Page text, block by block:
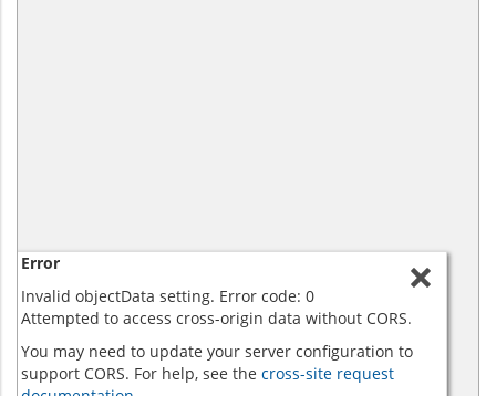
Error
Invalid objectData setting. Error code: 0
Attempted to access cross-origin data without CORS.
You may need to update your server configuration to
support CORS. For help, see the cross-site request